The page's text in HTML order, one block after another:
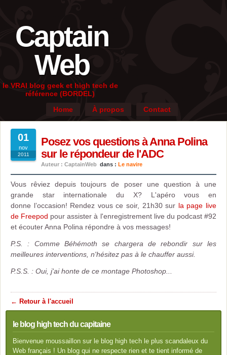
Captain
Web
le VRAI blog geek et high tech de
référence (BORDEL)
Home
À propos Contact
01
nov
2011
Posez vos questions à Anna Polina
sur le répondeur de l'ADC
Auteur : CaptainWeb dans : Le navire
Vous rêviez depuis toujours de poser une question à une
grande star internationale du X? L'apéro vous en
donne l’occasion! Rendez vous ce soir, 21h30 sur la page live
de Freepod pour assister à l'enregistrement live du podcast #92
et écouter Anna Polina répondre à vos messages!
P.S. : Comme Béhémoth se chargera de rebondir sur les
meilleures interventions, n'hésitez pas à le chauffer aussi.
P.S.S. : Oui, j'ai honte de ce montage Photoshop...
← Retour à l'accueil
le blog high tech du capitaine
Bienvenue moussaillon sur le blog high tech le plus scandaleux du
Web français ! Un blog qui ne respecte rien et te tient informé de